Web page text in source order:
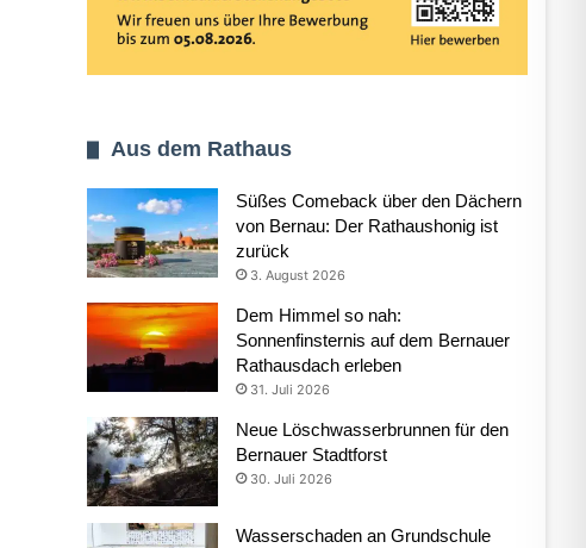
Aus dem Rathaus
Süßes Comeback über den Dächern
von Bernau: Der Rathaushonig ist
zurück
3. August 2026
Dem Himmel so nah:
Sonnenfinsternis auf dem Bernauer
Rathausdach erleben
31. Juli 2026
Neue Löschwasserbrunnen für den
Bernauer Stadtforst
30. Juli 2026
Wasserschaden an Grundschule